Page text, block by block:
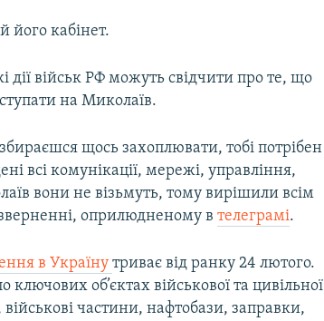
його кабінет.
дії військ РФ можуть свідчити про те, що
на Миколаїв.
щось захоплювати, тобі потрібен
всі комунікації, мережі, управління,
вони не візьмуть, тому вирішили всім
оприлюдненому втелеграмі.
в Українутриває від ранку 24 лютого.
ключових об’єктах військової та цивільної
частини, нафтобази, заправки,